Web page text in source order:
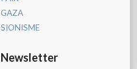
GAZA
SIONISME
Newsletter